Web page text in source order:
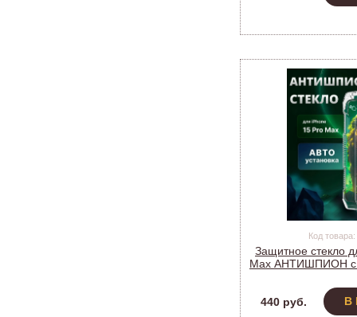
Код
Защитное стекло
Max АНТИШПИОН с
440 руб.
В